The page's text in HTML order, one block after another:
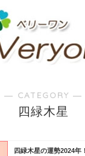
― CATEGORY ―
四緑木星
四緑木星の運勢2024年